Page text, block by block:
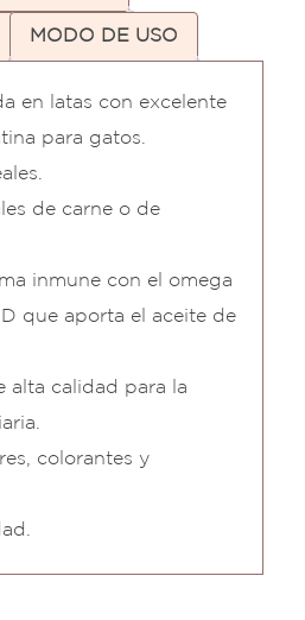
MODO DE USO
en latas con excelente
para gatos.
de carne o de
inmune con el omega
que aporta el aceite de
alta calidad para la
colorantes y